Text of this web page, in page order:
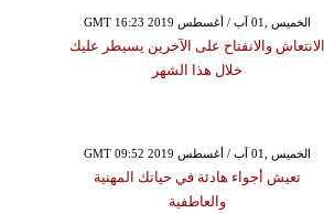
GMT 16:23 2019 الخميس ,01 آب / أغسطس
الانتعاش والانفتاح على الآخرين يسيطر عليك
خلال هذا الشهر
GMT 09:52 2019 الخميس ,01 آب / أغسطس
تعيش أجواء هادئة في حياتك المهنية
والعاطفية